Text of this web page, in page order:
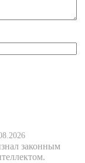
законным